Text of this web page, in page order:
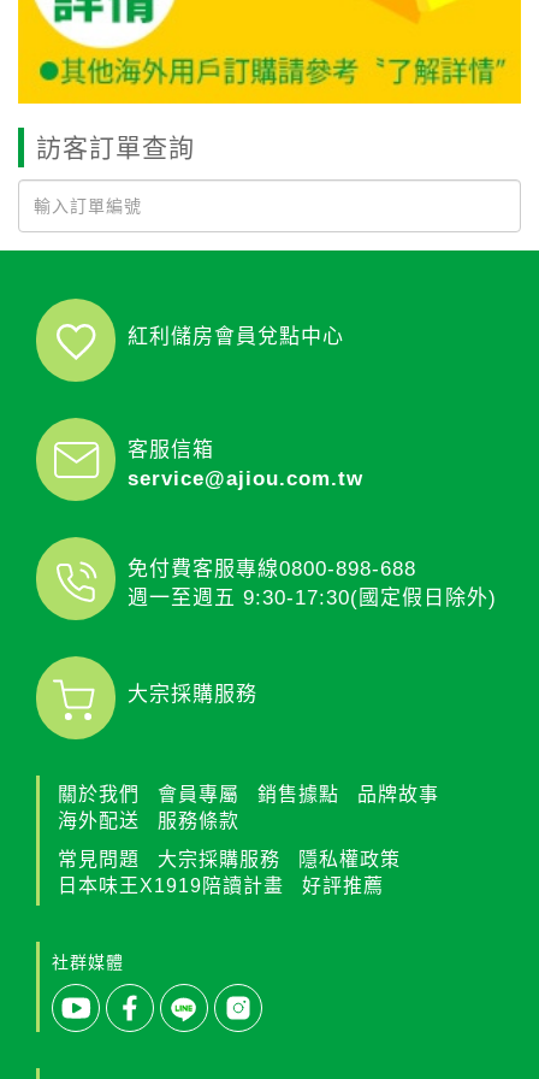
訪客訂單查詢
紅利儲房會員兌點中心
客服信箱
service@ajiou.com.tw
免付費客服專線0800-898-688
週一至週五 9:30-17:30(國定假日除外)
大宗採購服務
關於我們 會員專屬 銷售據點
品牌故事
海外配送
服務條款
常見問題
大宗採購服務
隱私權政策
日本味王X1919陪讀計畫
好評推薦
社群媒體